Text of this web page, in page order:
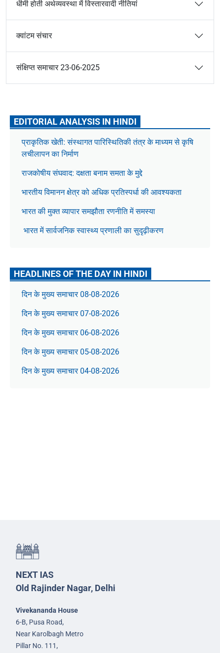
धीमी होती अर्थव्यवस्था में विस्तारवादी नीतियां
क्वांटम संचार
संक्षिप्त समाचार 23-06-2025
EDITORIAL ANALYSIS IN HINDI
प्राकृतिक खेती: संस्थागत पारिस्थितिकी तंत्र के माध्यम से कृषि
लचीलापन का निर्माण
राजकोषीय संघवाद: दक्षता बनाम समता के मुद्दे
भारतीय विमानन क्षेत्र को अधिक प्रतिस्पर्धा की आवश्यकता
भारत की मुक्त व्यापार समझौता रणनीति में समस्या
भारत में सार्वजनिक स्वास्थ्य प्रणाली का सुदृढ़ीकरण
HEADLINES OF THE DAY IN HINDI
दिन के मुख्य समाचार 08-08-2026
दिन के मुख्य समाचार 07-08-2026
दिन के मुख्य समाचार 06-08-2026
दिन के मुख्य समाचार 05-08-2026
दिन के मुख्य समाचार 04-08-2026
NEXT IAS
Old Rajinder Nagar, Delhi
Vivekananda House
6-B, Pusa Road,
Near Karolbagh Metro
Pillar No. 111,